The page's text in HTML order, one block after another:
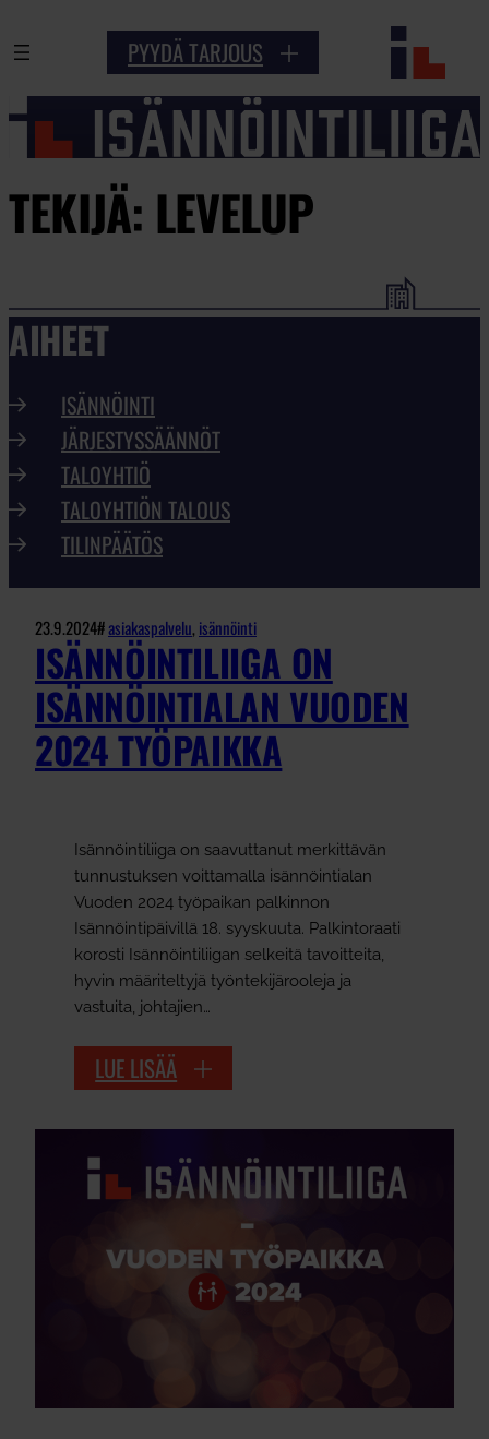
PYYDÄ TARJOUS
TEKIJÄ: LEVELUP
AIHEET
ISÄNNÖINTI
JÄRJESTYSSÄÄNNÖT
TALOYHTIÖ
TALOYHTIÖN TALOUS
TILINPÄÄTÖS
23.9.2024#asiakaspalvelu, isännöinti
ISÄNNÖINTILIIGA ON
ISÄNNÖINTIALAN VUODEN
2024 TYÖPAIKKA
Isännöintiliiga on saavuttanut merkittävän
tunnustuksen voittamalla isännöintialan
Vuoden 2024 työpaikan palkinnon
Isännöintipäivillä 18. syyskuuta. Palkintoraati
korosti Isännöintiliigan selkeitä tavoitteita,
hyvin määriteltyjä työntekijärooleja ja
vastuita, johtajien…
LUE LISÄÄ